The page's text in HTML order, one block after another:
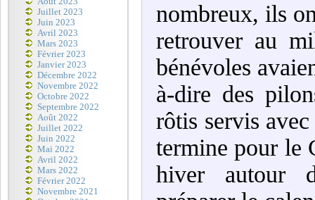
Juillet 2023
Juin 2023
Avril 2023
Mars 2023
Février 2023
Janvier 2023
Décembre 2022
Novembre 2022
Octobre 2022
Septembre 2022
Août 2022
Juillet 2022
Juin 2022
Mai 2022
Avril 2022
Mars 2022
Février 2022
Novembre 2021
nombreux, ils
retrouver au
bénévoles
à-dire des
rôtis servis
termine pour le
hiver autour